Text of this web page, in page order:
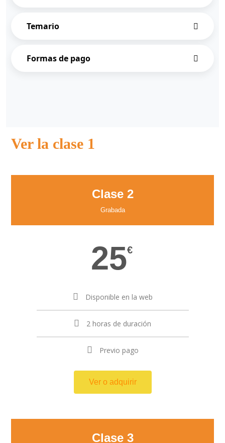
Temario
Formas de pago
Ver la clase 1
Clase 2
Grabada
25€
Disponible en la web
2 horas de duración
Previo pago
Ver o adquirir
Clase 3